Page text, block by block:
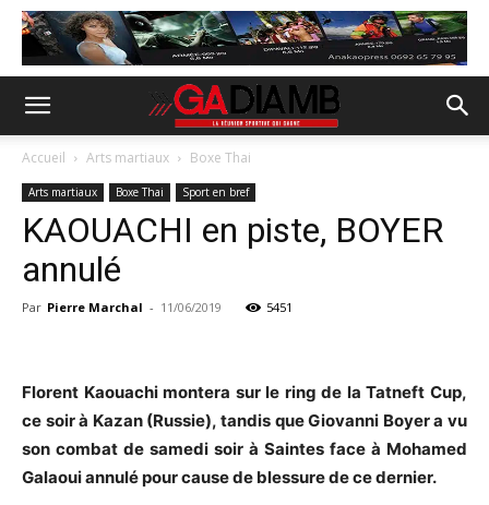
Accueil Arts martiaux Boxe Thai
Arts martiaux Boxe Thai Sport en bref
KAOUACHI en piste, BOYER
annulé
Par Pierre Marchal - 11/06/2019 5451
Florent Kaouachi montera sur le ring de la Tatneft Cup,
ce soir à Kazan (Russie), tandis que Giovanni Boyer a vu
son combat de samedi soir à Saintes face à Mohamed
Galaoui annulé pour cause de blessure de ce dernier.